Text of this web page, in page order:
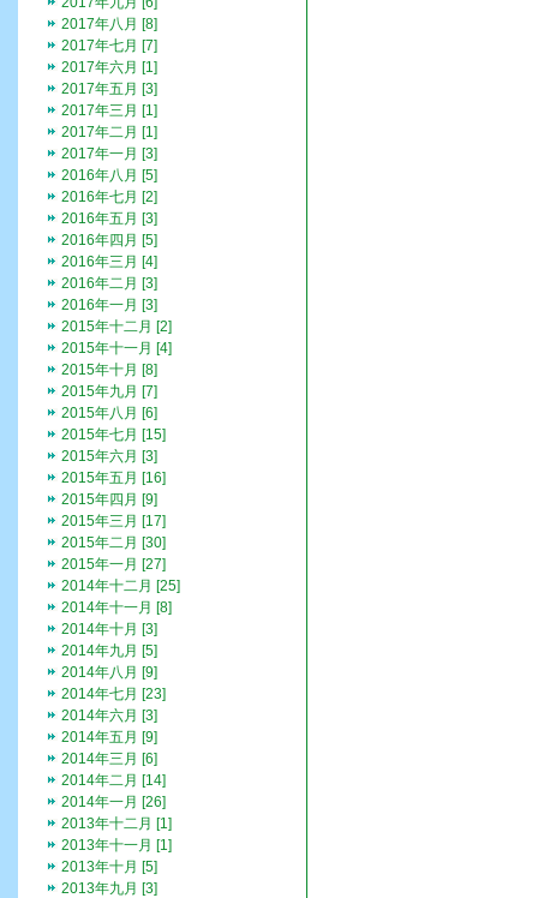
2017年八月 [8]
2017年七月 [7]
2017年六月 [1]
2017年五月 [3]
2017年三月 [1]
2017年二月 [1]
2017年一月 [3]
2016年八月 [5]
2016年七月 [2]
2016年五月 [3]
2016年四月 [5]
2016年三月 [4]
2016年二月 [3]
2016年一月 [3]
2015年十二月 [2]
2015年十一月 [4]
2015年十月 [8]
2015年九月 [7]
2015年八月 [6]
2015年七月 [15]
2015年六月 [3]
2015年五月 [16]
2015年四月 [9]
2015年三月 [17]
2015年二月 [30]
2015年一月 [27]
2014年十二月 [25]
2014年十一月 [8]
2014年十月 [3]
2014年九月 [5]
2014年八月 [9]
2014年七月 [23]
2014年六月 [3]
2014年五月 [9]
2014年三月 [6]
2014年二月 [14]
2014年一月 [26]
2013年十二月 [1]
2013年十一月 [1]
2013年十月 [5]
2013年九月 [3]